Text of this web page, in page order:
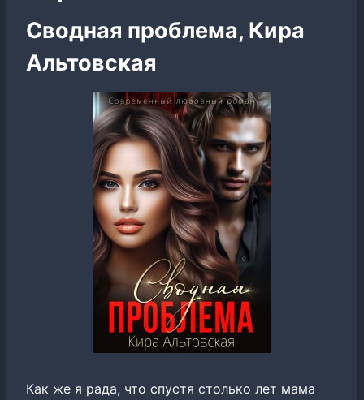
Сводная проблема, Кира
Альтовская
Как же я рада, что спустя столько лет мама